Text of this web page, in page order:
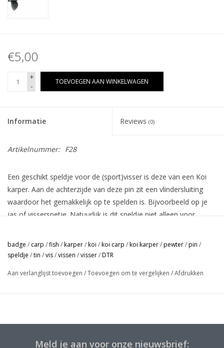
€5,00
+
-
TOEVOEGEN AAN WINKELWAGEN
Informatie Reviews (0)
Artikelnummer: F28
Een geschikt speldje voor de (sport)visser is deze van een Koi
karper. Aan de achterzijde van deze pin zit een vlindersluiting
waardoor het gemakkelijk op te spelden is. Bijvoorbeeld op je
jas of visserspetje. Natuurlijk is dit speldje niet alleen voor
dragen.
Leuke dingen die je ook met het speldje kunt doen zijn:
* Op tafelkaartjes bij de indeling
badge / carp /fish /karper/koi /koi carp /koi karper/pewter/pin /
speldje /tin /vis/vissen /visser/DTR
Aan verlanglijst toevoegen /Toevoegen om te vergelijken /Afdrukken
Meld je aan voor onze nieuwsbrief: